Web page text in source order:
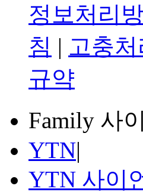
정보처리
침 | 고충처
규약
Family 사
YTN|
YTN 사이